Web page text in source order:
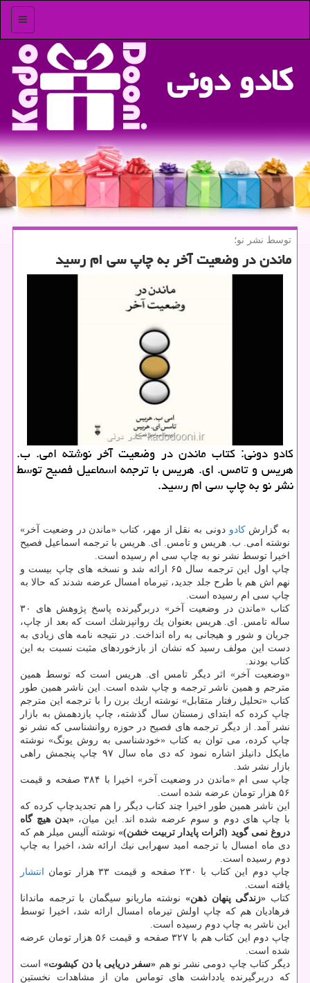
منو
كادو دونی
توسط نشر نو؛
ماندن در وضعیت آخر به چاپ سی ام رسید
كادو دونی: كتاب ماندن در وضعیت آخر نوشته امی. ب.
هریس و تامس. ای. هریس با ترجمه اسماعیل فصیح توسط
نشر نو به چاپ سی ام رسید.
به گزارشكادو دونی به نقل از مهر، كتاب «ماندن در وضعیت آخر»
نوشته امی. ب. هریس و تامس. ای. هریس با ترجمه اسماعیل فصیح
اخیرا توسط نشر نو به چاپ سی ام رسیده است.
چاپ اول این ترجمه سال ۶۵ ارائه شد و نسخه های چاپ بیست و
نهم اش هم با طرح جلد جدید، تیرماه امسال عرضه شدند كه حالا به
چاپ سی ام رسیده است.
كتاب «ماندن در وضعیت آخر» دربرگیرنده پاسخ پژوهش های ۳۰
ساله تامس. ای. هریس بعنوان یك روانپزشك است كه بعد از چاپ،
جریان و شور و هیجانی به راه انداخت. در نتیجه نامه های زیادی به
دست این مولف رسید كه نشان از بازخوردهای مثبت نسبت به این
كتاب بودند.
«وضعیت آخر» اثر دیگر تامس ای. هریس است كه توسط همین
مترجم و همین ناشر ترجمه و چاپ شده است. این ناشر همین طور
كتاب «تحلیل رفتار متقابل» نوشته اریك برن را با ترجمه این مترجم
چاپ كرده كه ابتدای زمستان سال گذشته، چاپ یازدهمش به بازار
نشر آمد. از دیگر ترجمه های فصیح در حوزه روانشناسی كه نشر نو
چاپ كرده، می توان به كتاب «خودشناسی به روش یونگ» نوشته
مایكل دانیلز اشاره نمود كه دی ماه سال ۹۷ چاپ پنجمش راهی
بازار نشر شد.
چاپ سی ام «ماندن در وضعیت آخر» اخیرا با ۳۸۴ صفحه و قیمت
۵۶ هزار تومان عرضه شده است.
این ناشر همین طور اخیرا چند كتاب دیگر را هم تجدیدچاپ كرده كه
با چاپ های دوم و سوم عرضه شده اند. این میان، «بدن هیچ گاه
دروغ نمی گوید (اثرات پایدار تربیت خشن)» نوشته آلیس میلر هم كه
دی ماه امسال با ترجمه امید سهرابی نیك ارائه شد، اخیرا به چاپ
دوم رسیده است.
چاپ دوم این كتاب با ۲۳۰ صفحه و قیمت ۳۳ هزار تومان
انتشار
یافته است.
كتاب «زندگی پنهان ذهن» نوشته ماریانو سیگمان با ترجمه ماندانا
فرهادیان هم كه چاپ اولش تیرماه امسال ارائه شد، اخیرا توسط
این ناشر به چاپ دوم رسیده است.
چاپ دوم این كتاب هم با ۳۲۷ صفحه و قیمت ۵۶ هزار تومان عرضه
شده است.
دیگر كتاب چاپ دومی نشر نو هم «سفر دریایی با دن كیشوت»است
كه دربرگیرنده یادداشت های توماس مان از مشاهدات نخستین